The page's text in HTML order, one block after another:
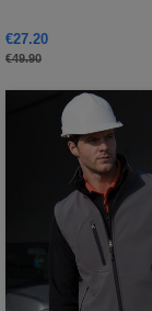
€27.20
€49.90